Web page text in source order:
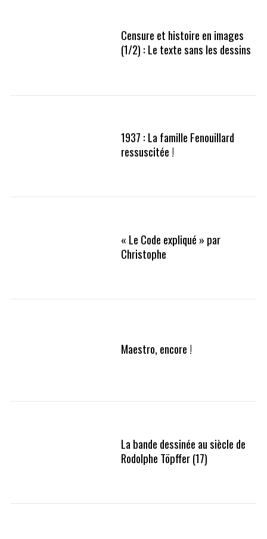
Censure et histoire en images
(1/2) : Le texte sans les dessins
1937 : La famille Fenouillard
ressuscitée !
« Le Code expliqué » par
Christophe
Maestro, encore !
La bande dessinée au siècle de
Rodolphe Töpffer (17)